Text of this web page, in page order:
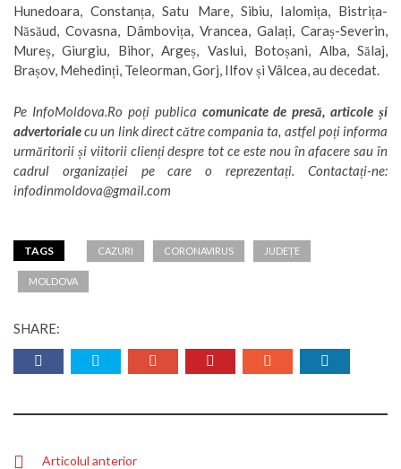
Hunedoara, Constanța, Satu Mare, Sibiu, Ialomița, Bistrița-
Năsăud, Covasna, Dâmbovița, Vrancea, Galați, Caraș-Severin,
Mureș, Giurgiu, Bihor, Argeș, Vaslui, Botoșani, Alba, Sălaj,
Brașov, Mehedinți, Teleorman, Gorj, Ilfov și Vâlcea, au decedat.
Pe InfoMoldova.Ro poți publica comunicate de presă, articole și
advertorialecu un link direct către compania ta, astfel poți informa
urmăritorii și viitorii clienți despre tot ce este nou în afacere sau în
cadrul organizației pe care o reprezentați. Contactați-ne:
infodinmoldova@gmail.com
TAGS CAZURI CORONAVIRUS JUDEȚE
MOLDOVA
SHARE:
Articolul anterior